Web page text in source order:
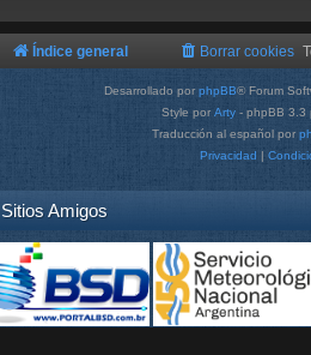
Índice general Borrar cookies
Desarrollado por phpBB® Forum
Style por Arty - phpBB 3.3
Traducción al español por
Privacidad |
Sitios Amigos